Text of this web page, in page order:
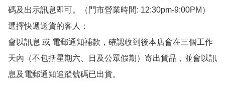
碼及出示訊息即可。（門市營業時間: 12:30pm-9:00PM）
選擇快遞送貨的客人：
會以訊息 或 電郵通知補款，確認收到後本店會在三個工作
天內（不包括星期六、日及公眾假期）寄出貨品，並會以訊
息及電郵通知追蹤號碼已出貨。